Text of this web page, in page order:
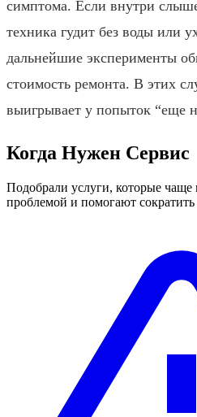
симптома. Если внутри
техника гудит без воды или
дальнейшие эксперименты
стоимость ремонта. В этих
выигрывает у попыток “еще
Когда Нужен Сервис
Подобрали услуги, которые
проблемой и помогают